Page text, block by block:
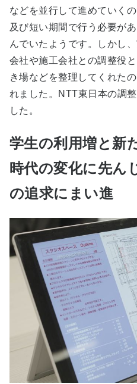
などを並行して進めていく
及び短い期間で行う必要が
んでいたようです。しかし
会社や施工会社との調整役
き場などを整理してくれた
れました。NTT東日本の調
した。
学生の利用増と新
時代の変化に先ん
の追求にまい進